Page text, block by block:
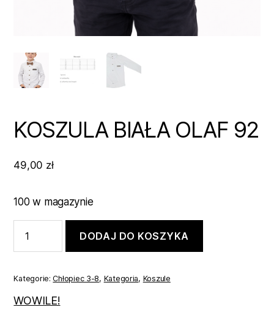
KOSZULA BIAŁA OLAF 92
49,00 zł
100 w magazynie
KOSZULA
BIAŁA
92
DODAJ DO KOSZYKA
Kategorie:Chłopiec 3-8, Kategoria, Koszule
WOWILE!